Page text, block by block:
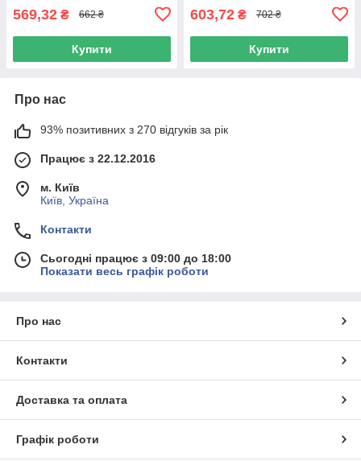
569,32 ₴ 662 ₴
Купити
603,72 ₴ 702 ₴
Купити
Про нас
93% позитивних з 270 відгуків за рік
Працює з 22.12.2016
м. Київ
Київ, Україна
Контакти
Сьогодні працює з 09:00 до 18:00
Показати весь графік роботи
Про нас
Контакти
Доставка та оплата
Графік роботи